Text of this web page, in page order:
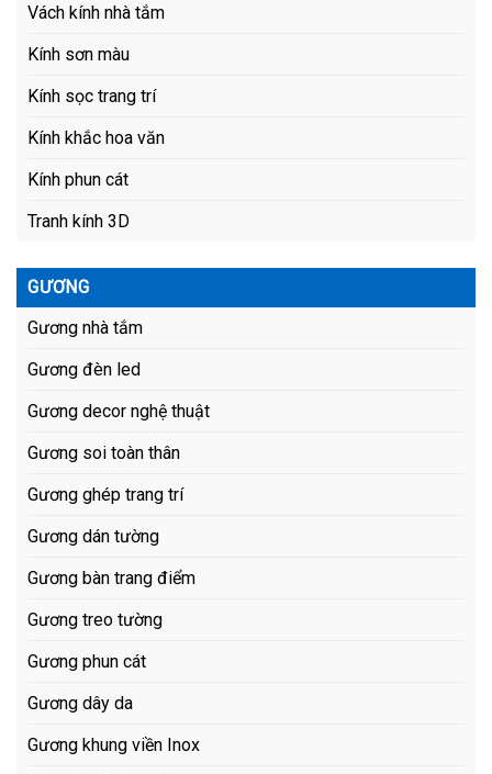
Vách kính nhà tắm
Kính sơn màu
Kính sọc trang trí
Kính khắc hoa văn
Kính phun cát
Tranh kính 3D
GƯƠNG
Gương nhà tắm
Gương đèn led
Gương decor nghệ thuật
Gương soi toàn thân
Gương ghép trang trí
Gương dán tường
Gương bàn trang điểm
Gương treo tường
Gương phun cát
Gương dây da
Gương khung viền Inox